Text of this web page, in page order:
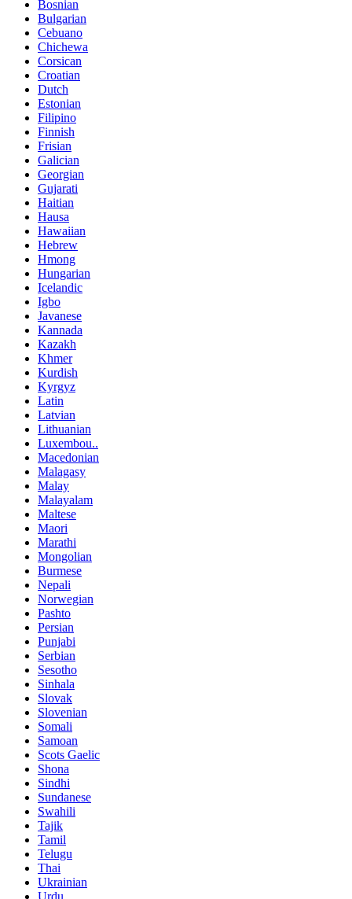
Bosnian
Bulgarian
Cebuano
Chichewa
Corsican
Croatian
Dutch
Estonian
Filipino
Finnish
Frisian
Galician
Georgian
Gujarati
Haitian
Hausa
Hawaiian
Hebrew
Hmong
Hungarian
Icelandic
Igbo
Javanese
Kannada
Kazakh
Khmer
Kurdish
Kyrgyz
Latin
Latvian
Lithuanian
Luxembou..
Macedonian
Malagasy
Malay
Malayalam
Maltese
Maori
Marathi
Mongolian
Burmese
Nepali
Norwegian
Pashto
Persian
Punjabi
Serbian
Sesotho
Sinhala
Slovak
Slovenian
Somali
Samoan
Scots Gaelic
Shona
Sindhi
Sundanese
Swahili
Tajik
Tamil
Telugu
Thai
Ukrainian